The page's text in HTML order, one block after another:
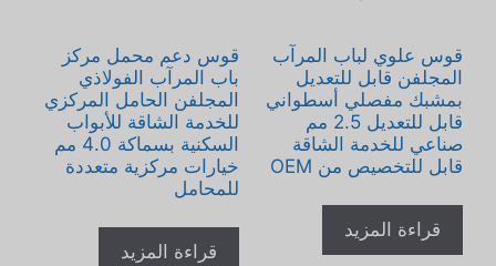
قوس علوي لباب المرآب
المجلفن قابل للتعديل
بمشبك مفصلي أسطواني
قابل للتعديل 2.5 مم
صناعي للخدمة الشاقة
قابل للتخصيص من OEM
قراءة المزيد
قوس دعم محمل مركز
باب المرآب الفولاذي
المجلفن الحامل المركزي
للخدمة الشاقة للأبواب
السكنية بسماكة 4.0 مم
خيارات مركزية متعددة
للمحامل
قراءة المزيد